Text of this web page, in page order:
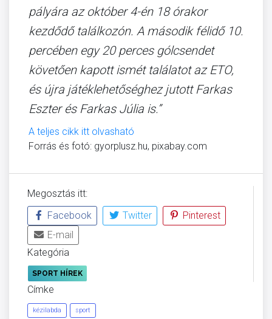
pályára az október 4-én 18 órakor
kezdődő találkozón. A második félidő 10.
percében egy 20 perces gólcsendet
követően kapott ismét találatot az ETO,
és újra játéklehetőséghez jutott Farkas
Eszter és Farkas Júlia is.”
A teljes cikk itt olvasható
Forrás és fotó: gyorplusz.hu, pixabay.com
Megosztás itt:
Facebook
Twitter
Pinterest
E-mail
Kategória
SPORT HÍREK
Címke
kézilabda sport